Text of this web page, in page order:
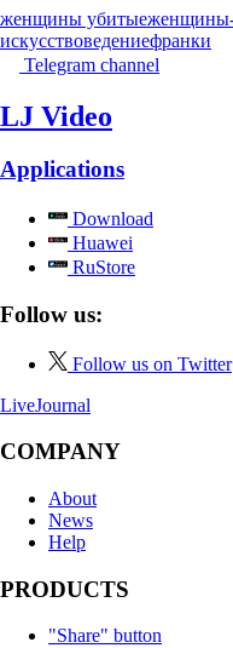
женщины убитые
искусствоведениефранки
Telegram channel
LJ Video
Applications
Download
Huawei
RuStore
Follow us:
Follow us on Twitter
LiveJournal
COMPANY
About
News
Help
PRODUCTS
"Share" button